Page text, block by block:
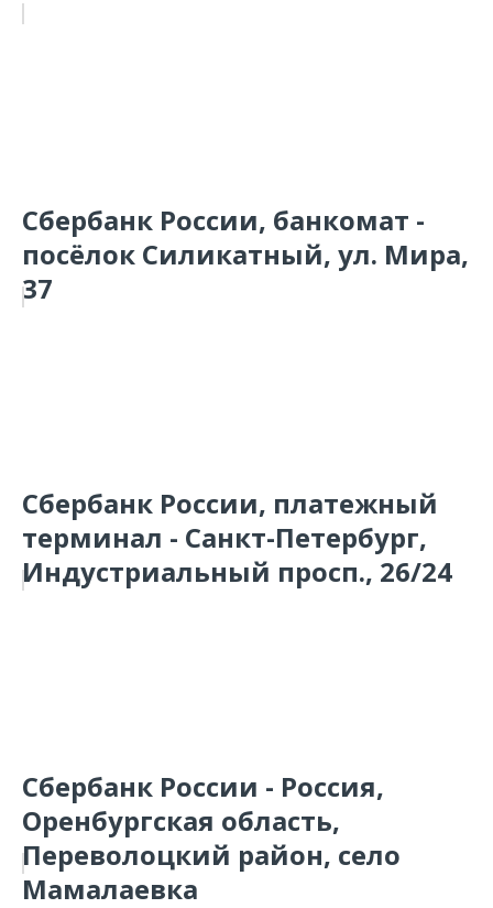
Сбербанк России, банкомат -
посёлок Силикатный, ул. Мира,
37
Сбербанк России, платежный
терминал - Санкт-Петербург,
Индустриальный просп., 26/24
Сбербанк России - Россия,
Оренбургская область,
Переволоцкий район, село
Мамалаевка